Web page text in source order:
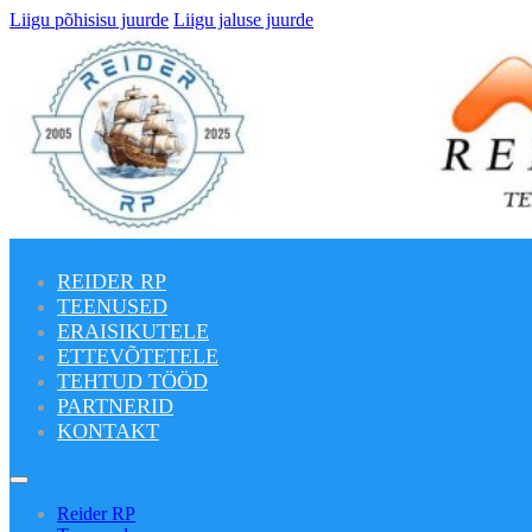
Liigu põhisisu juurde Liigu jaluse juurde
REIDER RP
TEENUSED
ERAISIKUTELE
ETTEVÕTETELE
TEHTUD TÖÖD
PARTNERID
KONTAKT
Reider RP